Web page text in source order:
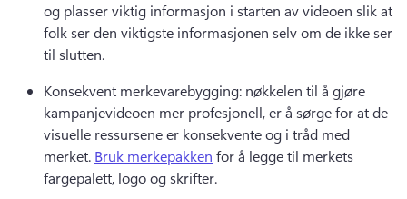
og plasser viktig informasjon i starten av videoen slik at
folk ser den viktigste informasjonen selv om de ikke ser
til slutten.
Konsekvent merkevarebygging: nøkkelen til å gjøre
kampanjevideoen mer profesjonell, er å sørge for at de
visuelle ressursene er konsekvente og i tråd med
merket. Bruk merkepakken for å legge til merkets
fargepalett, logo og skrifter.